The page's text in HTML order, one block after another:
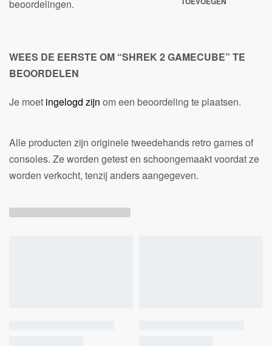
beoordelingen.
WEES DE EERSTE OM “SHREK 2 GAMECUBE” TE
BEOORDELEN
Je moet ingelogd zijn om een beoordeling te plaatsen.
Alle producten zijn originele tweedehands retro games of
consoles. Ze worden getest en schoongemaakt voordat ze
worden verkocht, tenzij anders aangegeven.